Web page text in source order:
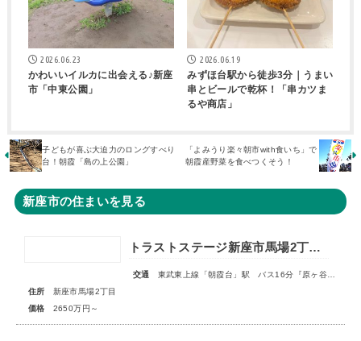
2026.06.23
かわいいイルカに出会える♪新座
市「中東公園」
2026.06.19
みずほ台駅から徒歩3分｜うまい
串とビールで乾杯！「串カツま
るや商店」
子どもが喜ぶ大迫力のロングすべり
台！朝霞「島の上公園」
「よみうり楽々朝市with食いち」で
朝霞産野菜を食べつくそう！
新座市の住まいを見る
トラストステージ新座市馬場2丁目6期 全4区画
交通
東武東上線「朝霞台」駅 バス16分『原ヶ谷戸』停歩2分
住所
新座市馬場2丁目
価格
2650万円～